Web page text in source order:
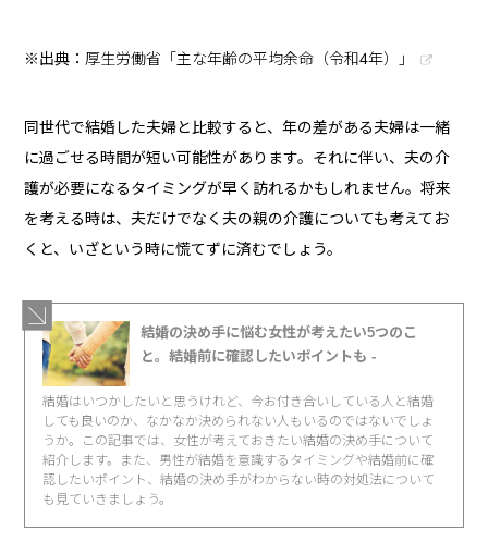
※出典：厚生労働省「主な年齢の平均余命（令和4年）」
同世代で結婚した夫婦と比較すると、年の差がある夫婦は一緒
に過ごせる時間が短い可能性があります。それに伴い、夫の介
護が必要になるタイミングが早く訪れるかもしれません。将来
を考える時は、夫だけでなく夫の親の介護についても考えてお
くと、いざという時に慌てずに済むでしょう。
結婚の決め手に悩む女性が考えたい5つのこ
と。結婚前に確認したいポイントも -
結婚はいつかしたいと思うけれど、今お付き合いしている人と結婚
しても良いのか、なかなか決められない人もいるのではないでしょ
うか。この記事では、女性が考えておきたい結婚の決め手について
紹介します。また、男性が結婚を意識するタイミングや結婚前に確
認したいポイント、結婚の決め手がわからない時の対処法について
も見ていきましょう。